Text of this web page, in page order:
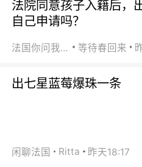
法院同意孩子入籍后，
自己申请吗？
法国你问我答 等待春回来
出七星蓝莓爆珠一条
闲聊法国 Ritta 昨天18:17